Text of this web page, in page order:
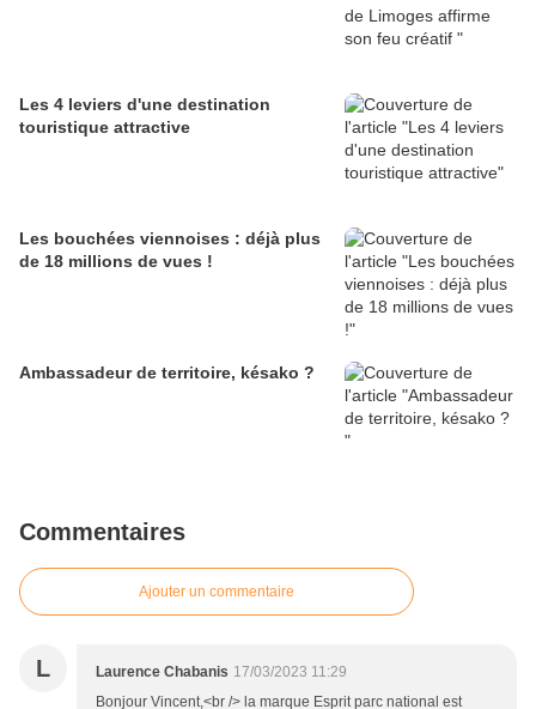
Les 4 leviers d'une destination
touristique attractive
Les bouchées viennoises : déjà plus
de 18 millions de vues !
Ambassadeur de territoire, késako ?
Commentaires
Ajouter un commentaire
L Laurence Chabanis 17/03/2023 11:29
Bonjour Vincent,<br /> la marque Esprit parc national est